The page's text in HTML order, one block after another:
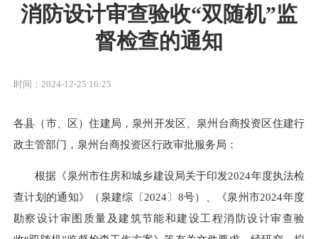
消防设计审查验收“双随机”监
督检查的通知
时间：2024-12-25 16:25
各县（市、区）住建局，泉州开发区、泉州台商投资区住建行
政主管部门，泉州台商投资区行政审批服务局：
根据《泉州市住房和城乡建设局关于印发2024年度执法检
查计划的通知》（泉建综〔2024〕8号）、《泉州市2024年度
勘察设计审图质量及建筑节能和建设工程消防设计审查验